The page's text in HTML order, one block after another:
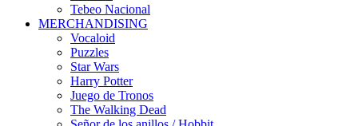
Tebeo Nacional
MERCHANDISING
Vocaloid
Puzzles
Star Wars
Harry Potter
Juego de Tronos
The Walking Dead